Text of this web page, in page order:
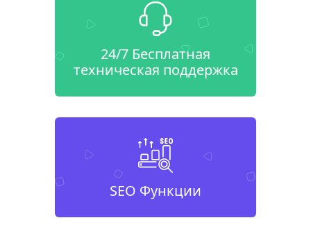
24/7 Бесплатная
техническая поддержка
SEO Функции